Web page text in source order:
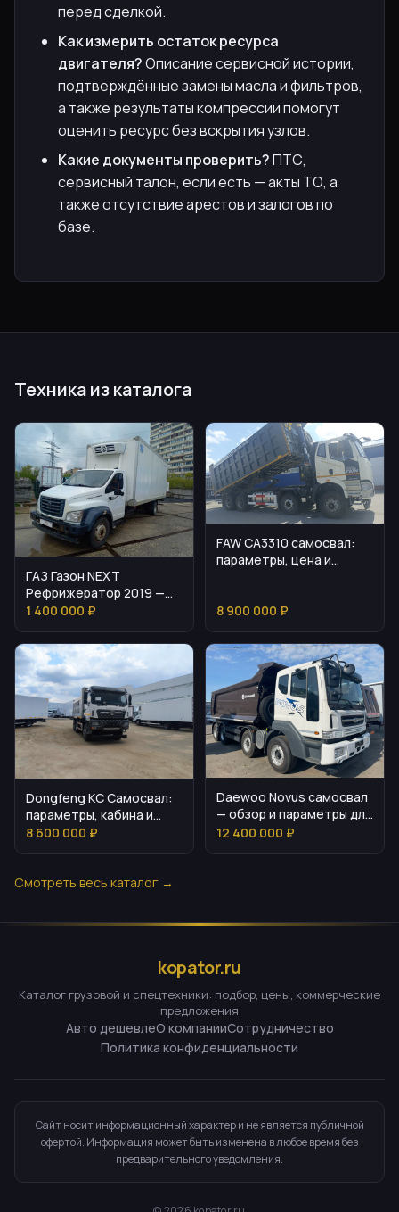
перед сделкой.
Как измерить остаток ресурса
двигателя?Описание сервисной истории,
подтверждённые замены масла и фильтров,
а также результаты компрессии помогут
оценить ресурс без вскрытия узлов.
Какие документы проверить?ПТС,
сервисный талон, если есть — акты ТО, а
также отсутствие арестов и залогов по
базе.
Техника из каталога
ГАЗ Газон NEXT
Рефрижератор 2019 —
обзор и состояние
1 400 000 ₽
FAW CA3310 самосвал:
параметры, цена и
8 900 000 ₽
Dongfeng KC Самосвал:
параметры, кабина и
цена
8 600 000 ₽
Daewoo Novus самосвал
— обзор и параметры для
покупателя
12 400 000 ₽
Смотреть весь каталог →
kopator.ru
Каталог грузовой и спецтехники: подбор, цены, коммерческие
предложения
Авто дешевлеО компанииСотрудничество
Политика конфиденциальности
Сайт носит информационный характер и не является публичной
офертой. Информация может быть изменена в любое время без
предварительного уведомления.